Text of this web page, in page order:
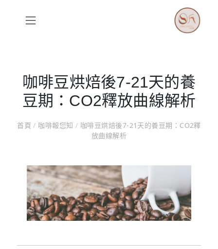
咖啡豆烘焙後7-21天的養
豆期：CO2釋放曲線解析
首頁/ 咖啡報您知/ 咖啡豆烘焙後7-21天的養豆期：CO2釋
放曲線解析